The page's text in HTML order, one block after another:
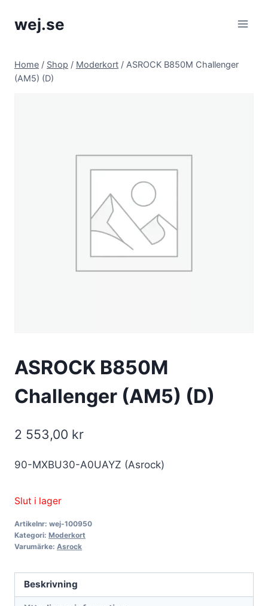
wej.se
Home / Shop / Moderkort / ASROCK B850M Challenger
(AM5) (D)
ASROCK B850M
Challenger (AM5) (D)
2 553,00 kr
90-MXBU30-A0UAYZ (Asrock)
Slut i lager
Artikelnr: wej-100950
Kategori: Moderkort
Varumärke: Asrock
Beskrivning